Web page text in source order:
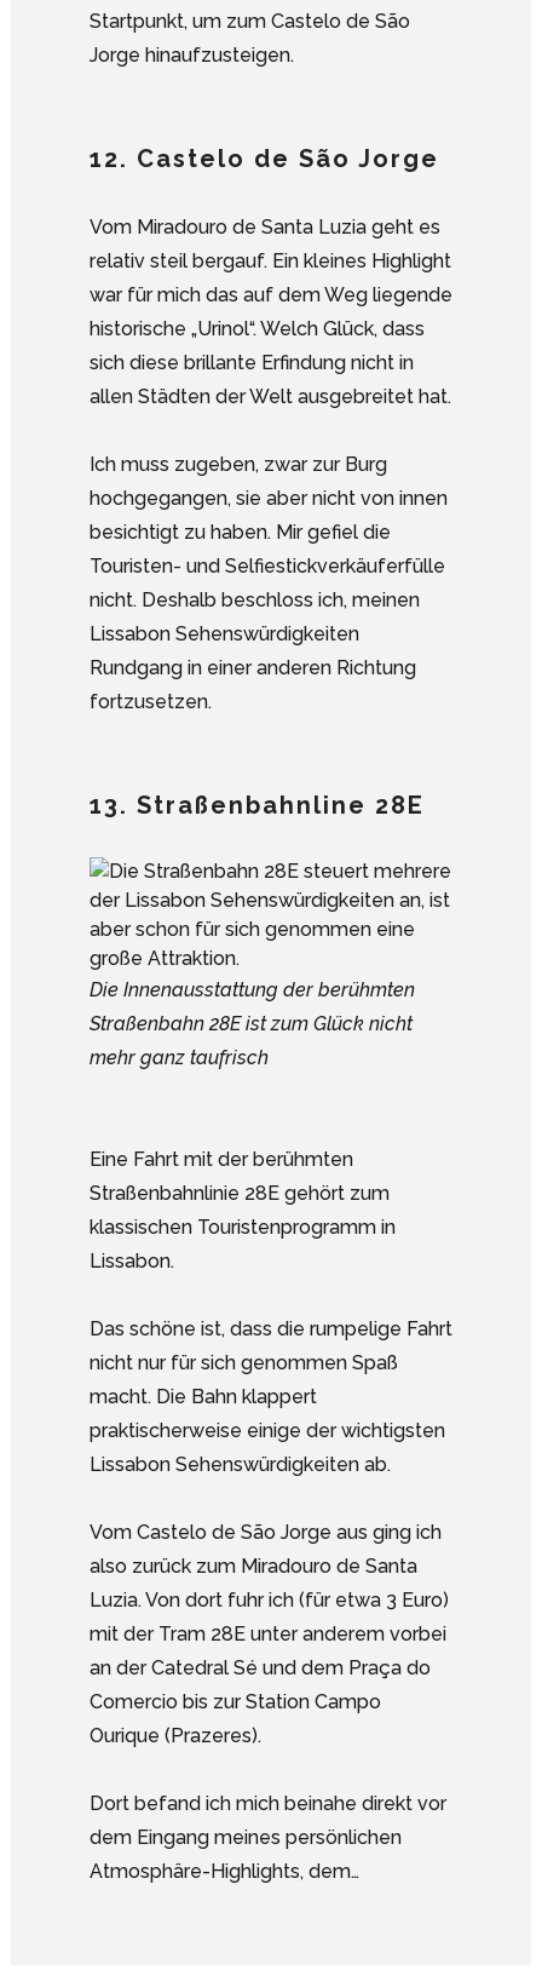
Startpunkt, um zum Castelo de São
Jorge hinaufzusteigen.
12. Castelo de São Jorge
Vom Miradouro de Santa Luzia geht es
relativ steil bergauf. Ein kleines Highlight
war für mich das auf dem Weg liegende
historische „Urinol“. Welch Glück, dass
sich diese brillante Erfindung nicht in
allen Städten der Welt ausgebreitet hat.
Ich muss zugeben, zwar zur Burg
hochgegangen, sie aber nicht von innen
besichtigt zu haben. Mir gefiel die
Touristen- und Selfiestickverkäuferfülle
nicht. Deshalb beschloss ich, meinen
Lissabon Sehenswürdigkeiten
Rundgang in einer anderen Richtung
fortzusetzen.
13. Straßenbahnline 28E
Die Innenausstattung der berühmten
Straßenbahn 28E ist zum Glück nicht
mehr ganz taufrisch
Eine Fahrt mit der berühmten
Straßenbahnlinie 28E gehört zum
klassischen Touristenprogramm in
Lissabon.
Das schöne ist, dass die rumpelige Fahrt
nicht nur für sich genommen Spaß
macht. Die Bahn klappert
praktischerweise einige der wichtigsten
Lissabon Sehenswürdigkeiten ab.
Vom Castelo de São Jorge aus ging ich
also zurück zum Miradouro de Santa
Luzia. Von dort fuhr ich (für etwa 3 Euro)
mit der Tram 28E unter anderem vorbei
an der Catedral Sé und dem Praça do
Comercio bis zur Station Campo
Ourique (Prazeres).
Dort befand ich mich beinahe direkt vor
dem Eingang meines persönlichen
Atmosphäre-Highlights, dem…